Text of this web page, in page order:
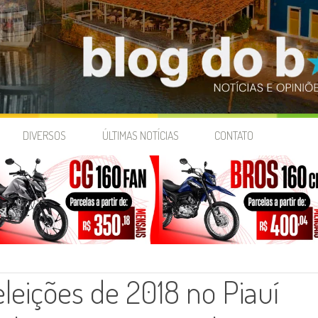
DIVERSOS ÚLTIMAS NOTÍCIAS CONTATO
de 2018 no Piauí